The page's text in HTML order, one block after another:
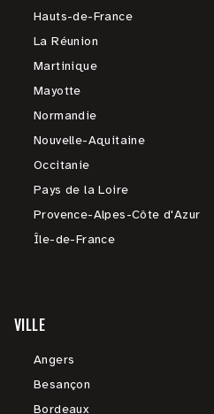
Hauts-de-France
La Réunion
Martinique
Mayotte
Normandie
Nouvelle-Aquitaine
Occitanie
Pays de la Loire
Provence-Alpes-Côte d'Azur
Île-de-France
VILLE
Angers
Besançon
Bordeaux